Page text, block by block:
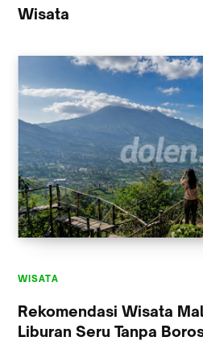
Wisata
WISATA
Rekomendasi Wisata
Liburan Seru Tanpa